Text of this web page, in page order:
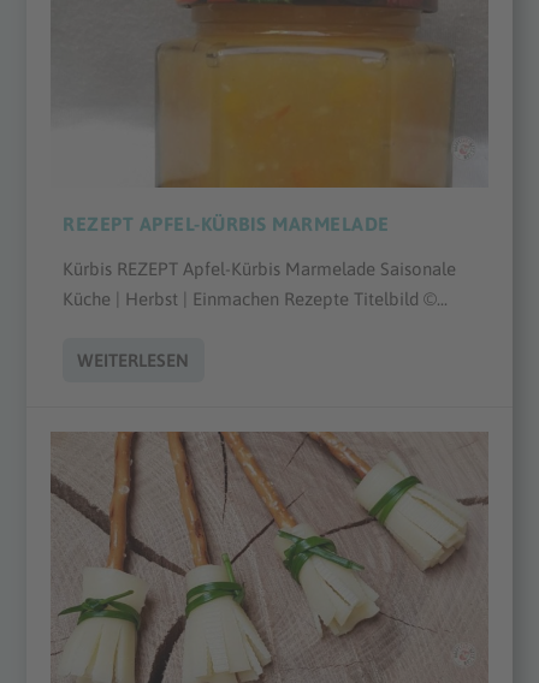
REZEPT APFEL-KÜRBIS MARMELADE
Kürbis REZEPT Apfel-Kürbis Marmelade Saisonale
Küche | Herbst | Einmachen Rezepte Titelbild ©...
WEITERLESEN